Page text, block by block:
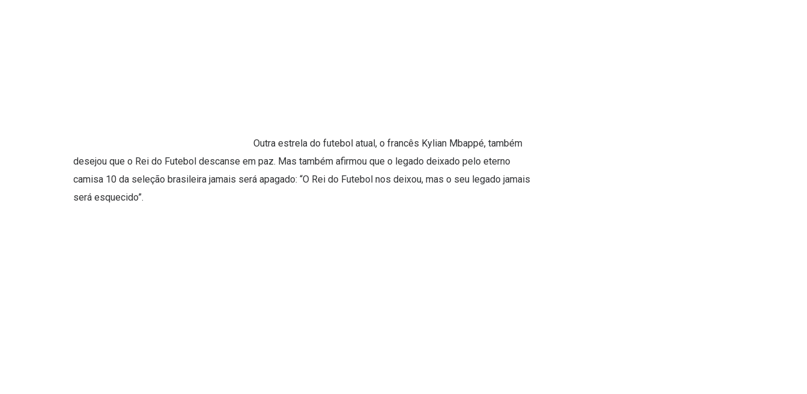
Outra estrela do futebol atual, o francês Kylian Mbappé, também
desejou que o Rei do Futebol descanse em paz. Mas também afirmou que o legado deixado pelo eterno
camisa 10 da seleção brasileira jamais será apagado: “O Rei do Futebol nos deixou, mas o seu legado jamais
será esquecido”.